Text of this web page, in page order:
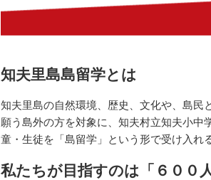
知夫里島島留学とは
知夫里島の自然環境、歴史、文化や、島民
願う島外の方を対象に、知夫村立知夫小中
童・生徒を「島留学」という形で受け入れ
私たちが目指すのは「６００